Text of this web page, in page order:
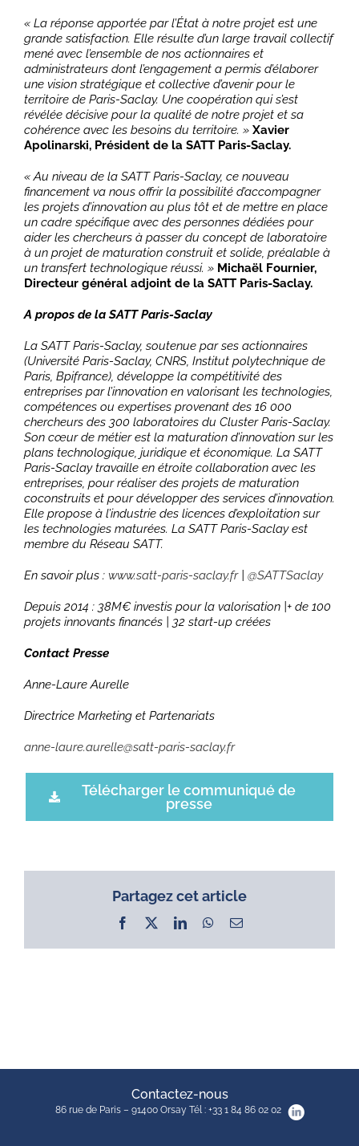
« La réponse apportée par l’État à notre projet est une
grande satisfaction. Elle résulte d’un large travail collectif
mené avec l’ensemble de nos actionnaires et
administrateurs dont l’engagement a permis d’élaborer
une vision stratégique et collective d’avenir pour le
territoire de Paris-Saclay. Une coopération qui s’est
révélée décisive pour la qualité de notre projet et sa
cohérence avec les besoins du territoire. » Xavier
Apolinarski, Président de la SATT Paris-Saclay.
« Au niveau de la SATT Paris-Saclay, ce nouveau
financement va nous offrir la possibilité d’accompagner
les projets d’innovation au plus tôt et de mettre en place
un cadre spécifique avec des personnes dédiées pour
aider les chercheurs à passer du concept de laboratoire
à un projet de maturation construit et solide, préalable à
un transfert technologique réussi. » Michaël Fournier,
Directeur général adjoint de la SATT Paris-Saclay.
A propos de la SATT Paris-Saclay
La SATT Paris-Saclay, soutenue par ses actionnaires
(Université Paris-Saclay, CNRS, Institut polytechnique de
Paris, Bpifrance), développe la compétitivité des
entreprises par l’innovation en valorisant les technologies,
compétences ou expertises provenant des 16 000
chercheurs des 300 laboratoires du Cluster Paris-Saclay.
Son cœur de métier est la maturation d’innovation sur les
plans technologique, juridique et économique. La SATT
Paris-Saclay travaille en étroite collaboration avec les
entreprises, pour réaliser des projets de maturation
coconstruits et pour développer des services d’innovation.
Elle propose à l’industrie des licences d’exploitation sur
les technologies maturées. La SATT Paris-Saclay est
membre du Réseau SATT.
En savoir plus : www.satt-paris-saclay.fr| @SATTSaclay
Depuis 2014 : 38M€ investis pour la valorisation |+ de 100
projets innovants financés | 32 start-up créées
Contact Presse
Anne-Laure Aurelle
Directrice Marketing et Partenariats
anne-laure.aurelle@satt-paris-saclay.fr
Télécharger le communiqué de
presse
Partagez cet article
Facebook LinkedInWhatsApp
Email
Contactez-nous
86 rue de Paris – 91400 Orsay Tél : +33 1 84 86 02 02